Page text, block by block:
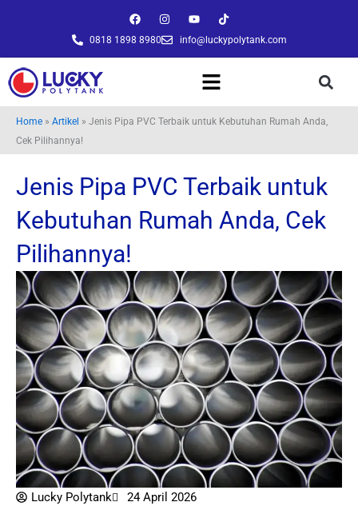
F
a
c
e
b
I
n
s
t
a
Y
o
u
t
u
T
i
k
t
o
0818 1898 8980 info@luckypolytank.com
Home » Artikel » Jenis Pipa PVC Terbaik untuk Kebutuhan Rumah Anda,
Cek Pilihannya!
Jenis Pipa PVC Terbaik untuk
Kebutuhan Rumah Anda, Cek
Pilihannya!
Lucky Polytank 24 April 2026